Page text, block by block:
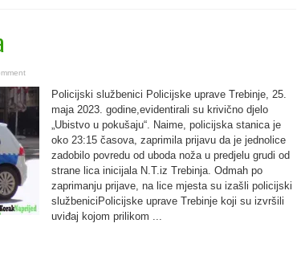
Policijski službenici Policijske uprave Trebinje, 25.
maja 2023. godine,evidentirali su krivično djelo
„Ubistvo u pokušaju“. Naime, policijska stanica je
oko 23:15 časova, zaprimila prijavu da je jednolice
zadobilo povredu od uboda noža u predjelu grudi od
strane lica inicijala N.T.iz Trebinja. Odmah po
zaprimanju prijave, na lice mjesta su izašli policijski
službeniciPolicijske uprave Trebinje koji su izvršili
uviđaj kojom prilikom ...